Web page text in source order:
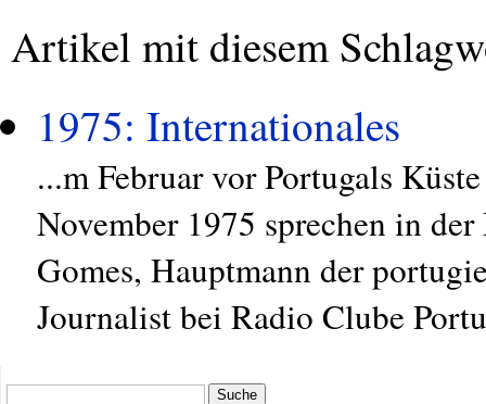
Artikel mit diesem
1975: Internationales
...m Februar vor Portugals
November 1975 sprechen in
Gomes, Hauptmann der
Journalist bei Radio Clube
Suche